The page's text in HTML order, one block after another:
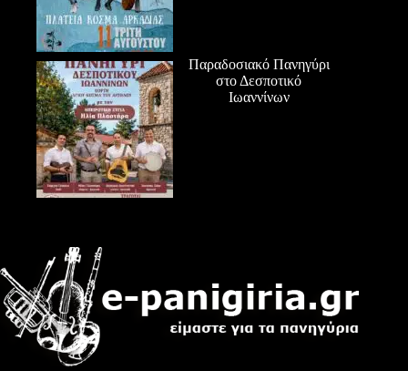
Παραδοσιακό Πανηγύρι
στο Δεσποτικό
Ιωαννίνων